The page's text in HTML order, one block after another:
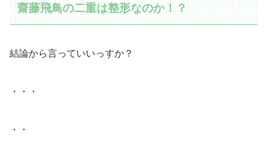
齋藤飛鳥の二重は整形なのか！？
結論から言っていいっすか？
・・・
・・